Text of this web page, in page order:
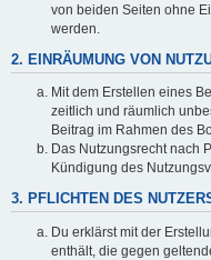
von beiden Seiten ohne
werden.
2. EINRÄUMUNG VON
Mit dem Erstellen eines
zeitlich und räumlich
Beitrag im Rahmen des
Das Nutzungsrecht nach
Kündigung des
3. PFLICHTEN DES
Du erklärst mit der
enthält, die gegen